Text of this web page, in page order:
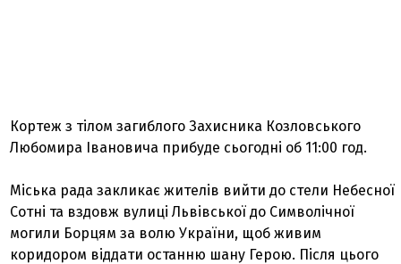
Кортеж з тілом загиблого Захисника Козловського
Любомира Івановича прибуде сьогодні об 11:00 год.
Міська рада закликає жителів вийти до стели Небесної
Сотні та вздовж вулиці Львівської до Символічної
могили Борцям за волю України, щоб живим
коридором віддати останню шану Герою. Після цього